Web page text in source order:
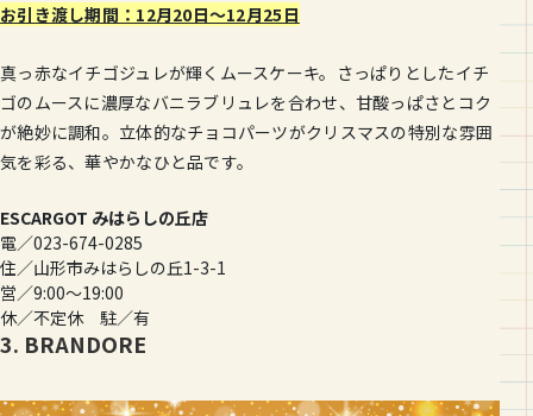
お引き渡し期間：12月20日〜12月25日
真っ赤なイチゴジュレが輝くムースケーキ。さっぱりとしたイチ
ゴのムースに濃厚なバニラブリュレを合わせ、甘酸っぱさとコク
が絶妙に調和。立体的なチョコパーツがクリスマスの特別な雰囲
気を彩る、華やかなひと品です。
ESCARGOT みはらしの丘店
電／023-674-0285
住／山形市みはらしの丘1-3-1
営／9:00〜19:00
休／不定休 駐／有
3. BRANDORE